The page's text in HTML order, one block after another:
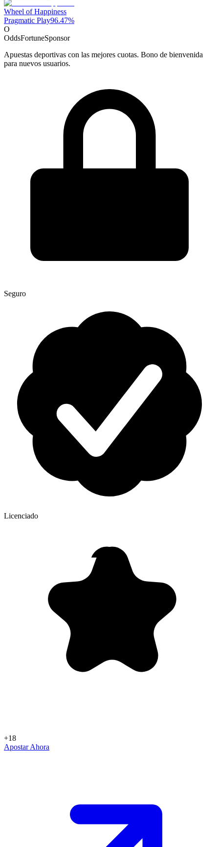
Wheel of Happiness
Pragmatic Play96.47%
O
OddsFortuneSponsor
Apuestas deportivas con las mejores cuotas. Bono de bienvenida
para nuevos usuarios.
Seguro
Licenciado
+18
Apostar Ahora